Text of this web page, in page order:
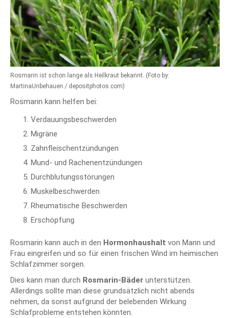
Rosmarin ist schon lange als Heilkraut bekannt. (Foto by:
MartinaUnbehauen / depositphotos.com)
Rosmarin kann helfen bei:
Verdauungsbeschwerden
Migräne
Zahnfleischentzündungen
Mund- und Rachenentzündungen
Durchblutungsstörungen
Muskelbeschwerden
Rheumatische Beschwerden
Erschöpfung
Rosmarin kann auch in den Hormonhaushalt von Mann und
Frau eingreifen und so für einen frischen Wind im heimischen
Schlafzimmer sorgen.
Dies kann man durch Rosmarin-Bäder unterstützen.
Allerdings sollte man diese grundsätzlich nicht abends
nehmen, da sonst aufgrund der belebenden Wirkung
Schlafprobleme entstehen könnten.